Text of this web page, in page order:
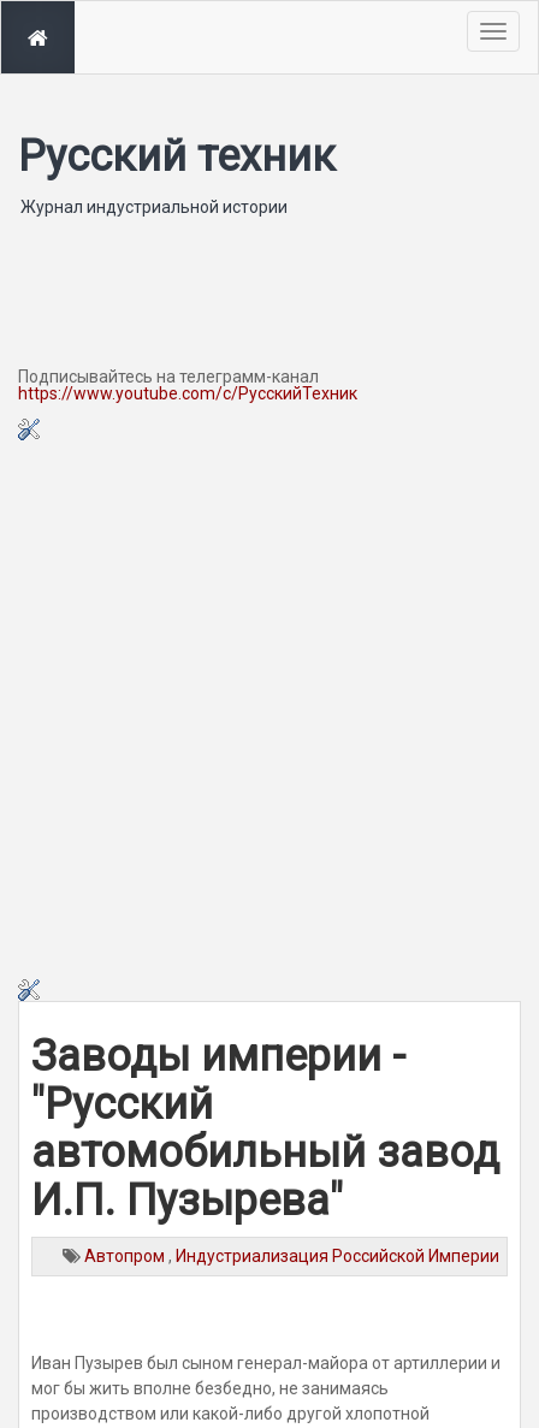
Русский техник
Журнал индустриальной истории
Подписывайтесь на телеграмм-канал
https://www.youtube.com/c/РусскийТехник
Заводы империи -
"Русский
автомобильный завод
И.П. Пузырева"
Автопром , Индустриализация Российской Империи
Иван Пузырев был сыном генерал-майора от артиллерии и
мог бы жить вполне безбедно, не занимаясь
производством или какой-либо другой хлопотной